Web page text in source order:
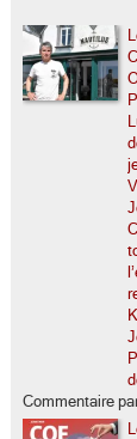
Commentaire